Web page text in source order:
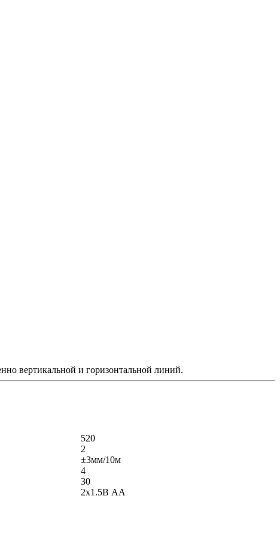
вертикальной и горизонтальной линий.
520
2
±3мм/10м
4
30
2x1.5В AA